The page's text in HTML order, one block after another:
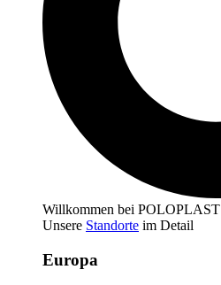
Willkommen bei POLOPLAST
Unsere Standorte im Detail
Europa